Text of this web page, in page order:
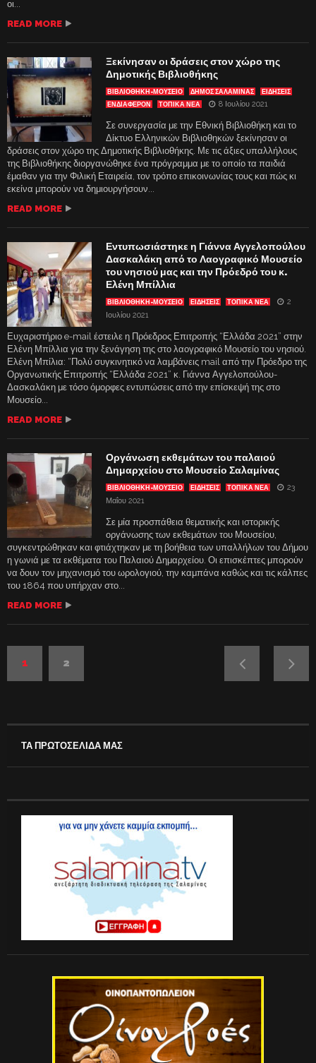
οι...
READ MORE
Ξεκίνησαν οι δράσεις στον χώρο της
Δημοτικής Βιβλιοθήκης
ΒΙΒΛΙΟΘΉΚΗ-ΜΟΥΣΕΊΟ ΔΗΜΟΣ ΣΑΛΑΜΙΝΑΣ
ΕΙΔΗΣΕΙΣ
ΕΝΔΙΑΦΈΡΟΝ
ΤΟΠΙΚΑ ΝΕΑ 8 Ιουλίου 2021
Σε συνεργασία με την Εθνική Βιβλιοθήκη και το
Δίκτυο Ελληνικών Βιβλιοθηκών ξεκίνησαν οι
δράσεις στον χώρο της Δημοτικής Βιβλιοθήκης. Με τις άξιες υπαλλήλους
της Βιβλιοθήκης διοργανώθηκε ένα πρόγραμμα με το οποίο τα παιδιά
έμαθαν για την Φιλική Εταιρεία, τον τρόπο επικοινωνίας τους και πώς κι
εκείνα μπορούν να δημιουργήσουν...
READ MORE
Εντυπωσιάστηκε η Γιάννα Αγγελοπούλου
Δασκαλάκη από το Λαογραφικό Μουσείο
του νησιού μας και την Πρόεδρό του κ.
Ελένη Μπίλλια
ΒΙΒΛΙΟΘΉΚΗ-ΜΟΥΣΕΊΟ ΕΙΔΗΣΕΙΣ ΤΟΠΙΚΑ ΝΕΑ
2
Ιουλίου 2021
Ευχαριστήριο e-mail έστειλε η Πρόεδρος Επιτροπής “Ελλάδα 2021” στην
Ελένη Μπίλλια για την ξενάγηση της στο λαογραφικό Μουσείο του νησιού.
Ελένη Μπίλια: “Πολύ συγκινητικό να λαμβάνεις mail από την Πρόεδρο της
Οργανωτικής Επιτροπής “Ελλάδα 2021” κ. Γιάννα Αγγελοπούλου-
Δασκαλάκη με τόσο όμορφες εντυπώσεις από την επίσκεψή της στο
Μουσείο...
READ MORE
Οργάνωση εκθεμάτων του παλαιού
Δημαρχείου στο Μουσείο Σαλαμίνας
ΒΙΒΛΙΟΘΉΚΗ-ΜΟΥΣΕΊΟ ΕΙΔΗΣΕΙΣ ΤΟΠΙΚΑ ΝΕΑ
23
Μαΐου 2021
Σε μία προσπάθεια θεματικής και ιστορικής
οργάνωσης των εκθεμάτων του Μουσείου,
συγκεντρώθηκαν και φτιάχτηκαν με τη βοήθεια των υπαλλήλων του Δήμου
η γωνιά με τα εκθέματα του Παλαιού Δημαρχείου. Οι επισκέπτες μπορούν
να δουν τον μηχανισμό του ωρολογιού, την καμπάνα καθώς και τις κάλπες
του 1864 που υπήρχαν στο...
READ MORE
1 2
ΤΑ ΠΡΩΤΟΣΕΛΙΔΑ ΜΑΣ